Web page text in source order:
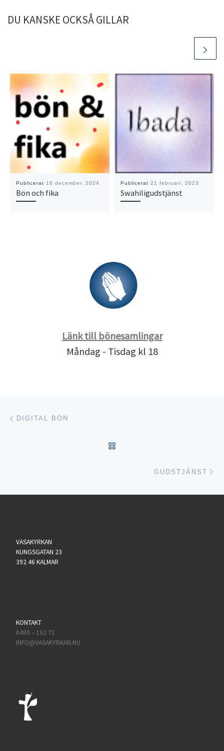
DU KANSKE OCKSÅ GILLAR
Publicerat 16 december, 2024
Bön och fika
Publicerat 21 februari, 2023
Swahiligudstjänst
Länk till bönesamlingar
Måndag - Tisdag kl 18
Inläggsnavigering
DIGITAL BÖN
GUDSTJÄNST
VASAKYRKAN
KUNGSGATAN 23
392 46 KALMAR
KONTAKT
0480 – 192 71
INFO@VASAKYRKAN.NU